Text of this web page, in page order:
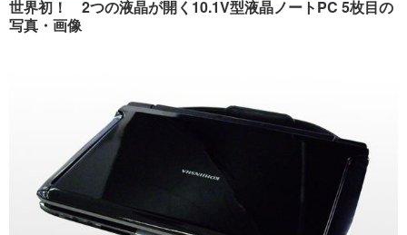
音楽 スポーツ
ペット ショッピング
プッシュ通知の停止方法
世界初！ 2つの液晶が開く10.1V型液晶ノートPC 5枚目の
写真・画像